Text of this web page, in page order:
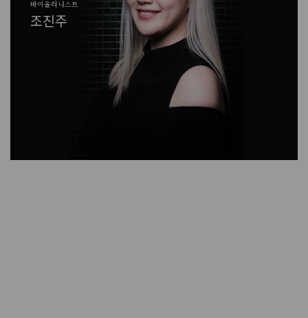
바이올리니스트
조진주
에스팀엔터테인먼트 대표
김소연
한림원장
유욱준
실큰 코리아 대표
박영순
홍익대학교 회화 교수/작가
이강욱
바이올리니스트
송지원
바이올리니스트
조진주
에스팀엔터테인먼트 대표
김소연